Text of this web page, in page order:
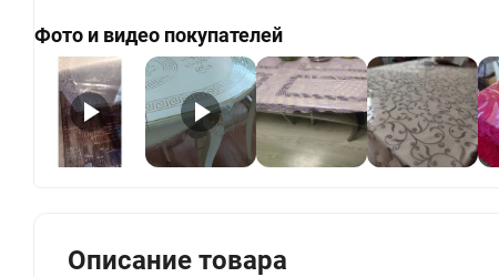
Фото и видео покупателей
Описание товара